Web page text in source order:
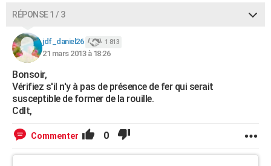
COPAINS D'AVANT
S'inscrire
Se connecter
Lycées
Collèges
Primaires
Universités
Entreprises
Service militaire
Avis de recherche
AVIS DE DÉCÈS
FORUM
RÉPONSE 1 / 3
jdf_daniel26 1 813
21 mars 2013 à 18:26
Bonsoir,
Vérifiez s'il n'y à pas de présence de fer qui serait
susceptible de former de la rouille.
Cdlt,
Commenter 0